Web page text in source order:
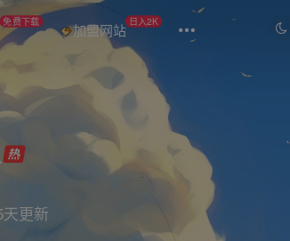
免费下载 加盟网站 日入2K
更新